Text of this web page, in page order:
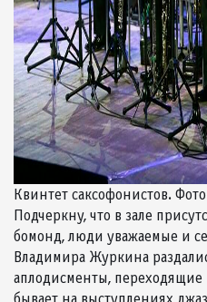
Квинтет саксофонистов.
Подчеркну, что в зале
бомонд, люди уважаемые и
Владимира Журкина
аплодисменты,
бывает на выступлениях